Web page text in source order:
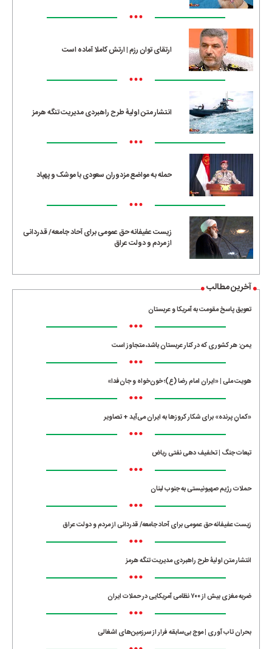
•••
ارتقای توان رزم | ارتش کاملا آماده است
•••
انتشار متن اولیۀ طرح راهبردی مدیریت تنگه هرمز
•••
حمله به مواضع مزدوران سعودی با موشک و پهپاد
•••
زیست عفیفانه حق عمومی برای آحاد جامعه/ قدردانی
از مردم و دولت عراق
آخرین مطالب
تعویق پاسخ مقومت به آمریکا و عربستان
•••
یمن: هر کشوری که در کنار عربستان باشد، متجاوز است
•••
هویت ملی | «ایران امام رضا (ع)؛ خون‌خواه و جان‌فدا»
•••
«کمانِ پرنده» برای شکار کروزها به ایران می‌آید + تصاویر
•••
تبعات جنگ | تخفیف دهی نفتی ریاض
•••
حملات رژیم صهیونیستی به جنوب لبنان
•••
زیست عفیفانه حق عمومی برای آحاد جامعه/ قدردانی از مردم و دولت عراق
•••
انتشار متن اولیۀ طرح راهبردی مدیریت تنگه هرمز
•••
ضربه مغزی بیش از ۷۰۰ نظامی آمریکایی در حملات ایران
•••
بحران تاب آوری | موج بی‌سابقه فرار از سرزمین‌های اشغالی